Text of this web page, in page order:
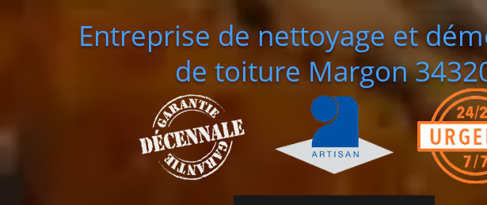
Entreprise de nettoyage et
de toiture Margon